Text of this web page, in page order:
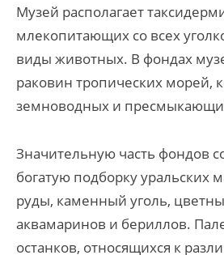
Музей располагает
млекопитающих со всех
виды животных. В фондах
раковин тропических морей,
земноводных и
Значительную часть фондов
богатую подборку
руды, каменный уголь,
аквамаринов и бериллов.
останков, относящихся к